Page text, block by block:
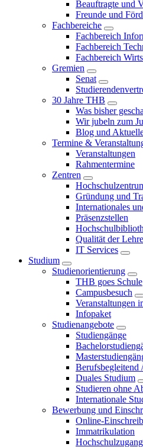
Beauftragte und
Freunde und
Fachbereiche
Fachbereich
Fachbereich
Fachbereich
Gremien
Senat
30 Jahre THB
Was bisher
Wir jubeln zum
Blog und
Termine &
Veranstaltungen
Rahmentermine
Zentren
Gründung und
Internationales
Präsenzstellen
Qualität der Lehre
IT Services
Studium
Studienorientierung
THB goes Schule
Campusbesuch
Veranstaltungen
Infopaket
Studienangebote
Studiengänge
Berufsbegleitend
Duales Studium
Studieren ohne
Internationale
Bewerbung und
Online-
Immatrikulation
Hochschulzugang